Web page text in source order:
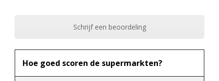
Schrijf een beoordeling
Hoe goed scoren de supermarkten?